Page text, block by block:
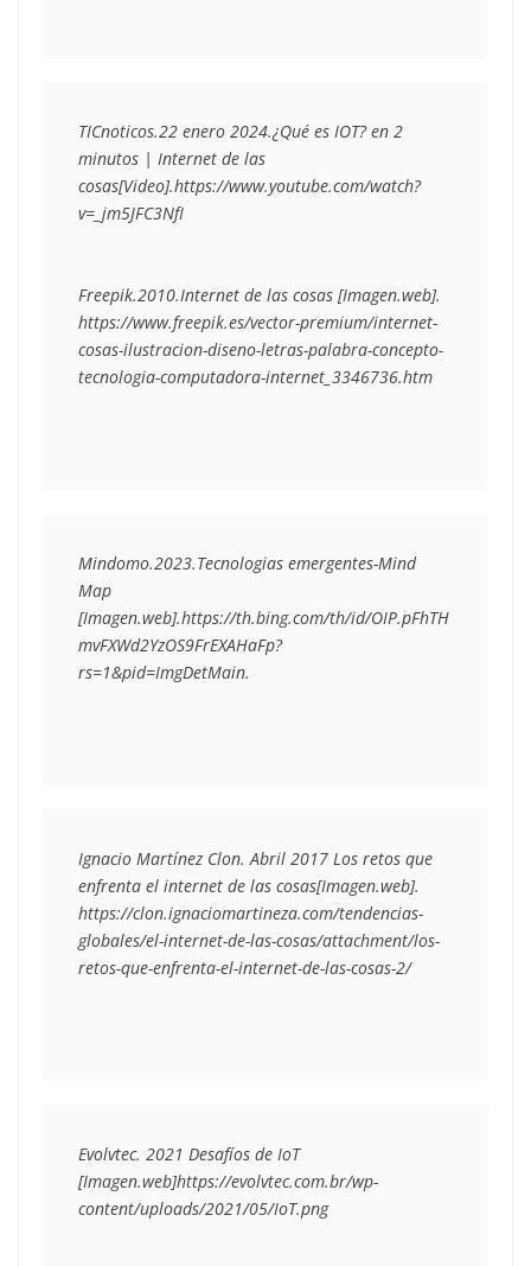
TICnoticos.22 enero 2024.¿Qué es IOT? en 2
minutos | Internet de las
cosas[Video].https://www.youtube.com/watch?
v=_jm5JFC3NfI
Freepik.2010.Internet de las cosas [Imagen.web].
https://www.freepik.es/vector-premium/internet-
cosas-ilustracion-diseno-letras-palabra-concepto-
tecnologia-computadora-internet_3346736.htm
Mindomo.2023.Tecnologias emergentes-Mind
Map
[Imagen.web].https://th.bing.com/th/id/OIP.pFhTH
mvFXWd2YzOS9FrEXAHaFp?
rs=1&pid=ImgDetMain.
Ignacio Martínez Clon. Abril 2017 Los retos que
enfrenta el internet de las cosas[Imagen.web].
https://clon.ignaciomartineza.com/tendencias-
globales/el-internet-de-las-cosas/attachment/los-
retos-que-enfrenta-el-internet-de-las-cosas-2/
Evolvtec. 2021 Desafíos de IoT
[Imagen.web]https://evolvtec.com.br/wp-
content/uploads/2021/05/IoT.png